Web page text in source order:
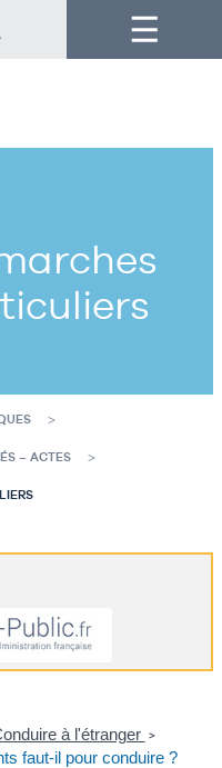
Menu
– ACTES
à l'étranger >
faut-il pour conduire ?